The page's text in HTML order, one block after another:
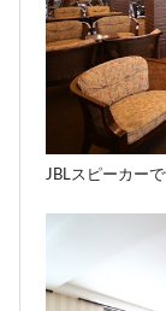
JBLスピーカー